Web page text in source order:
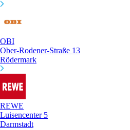
OBI
Ober-Rodener-Straße 13
Rödermark
REWE
Luisencenter 5
Darmstadt